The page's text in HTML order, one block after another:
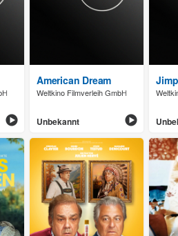
American Dream
Weltkino Filmverleih GmbH
Unbekannt